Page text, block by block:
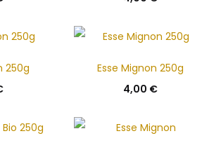
250g
Esse Mignon 250g
4,00 €